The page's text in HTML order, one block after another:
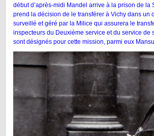
début d’après-midi Mandel arrive à la prison de la
prend la décision de le transférer à Vichy dans un
surveillé et géré par la Milice qui assurera le
inspecteurs du Deuxième service et du service de
sont désignés pour cette mission, parmi eux